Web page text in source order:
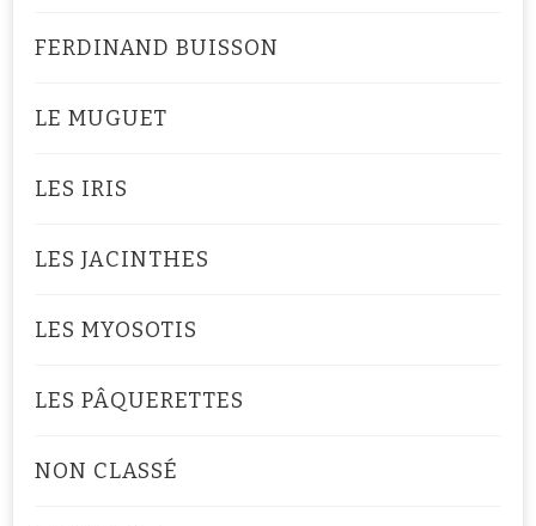
FERDINAND BUISSON
LE MUGUET
LES IRIS
LES JACINTHES
LES MYOSOTIS
LES PÂQUERETTES
NON CLASSÉ